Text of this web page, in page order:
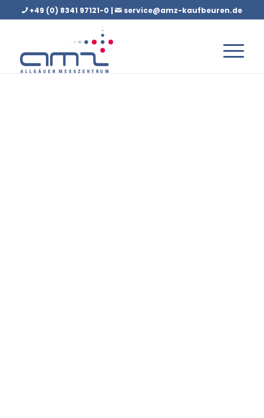
+49 (0) 8341 97121-0 | service@amz-kaufbeuren.de